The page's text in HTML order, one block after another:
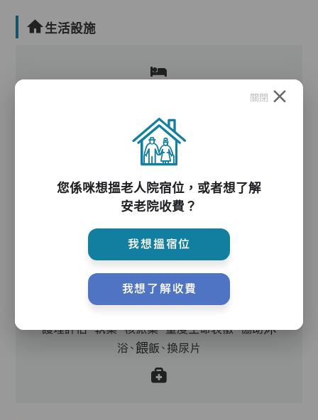
生活設施
護理服務
主管,助理員,護理員,保健員,營養師,物理治療師,
註冊社工,到診醫生,中醫,外展牙科
護理評估、執藥、核派藥、量度生命表徵、協助沐
浴、餵飯、換尿片
關閉
您係咪想搵老人院宿位，或者想了解
安老院收費？
我想搵宿位
我想了解收費